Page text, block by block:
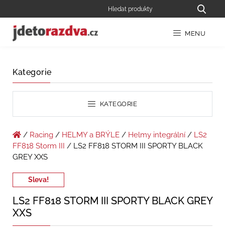
MENU
Kategorie
KATEGORIE
/ Racing / HELMY a BRÝLE / Helmy integrální / LS2
FF818 Storm III
/ LS2 FF818 STORM III SPORTY BLACK
GREY XXS
Sleva!
LS2 FF818 STORM III SPORTY BLACK GREY
XXS